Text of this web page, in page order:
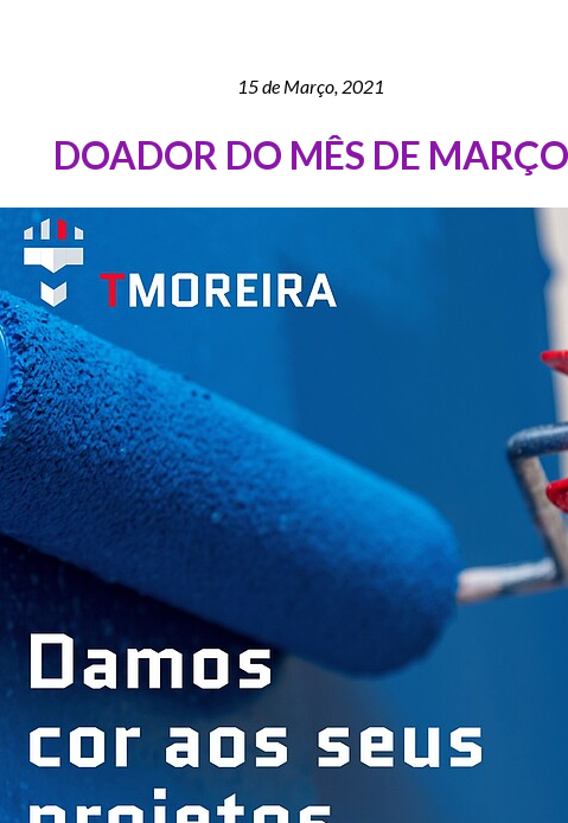
15 de Março, 2021
DOADOR DO MÊS DE MARÇO